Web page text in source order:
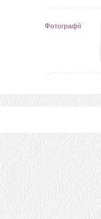
Фотографії